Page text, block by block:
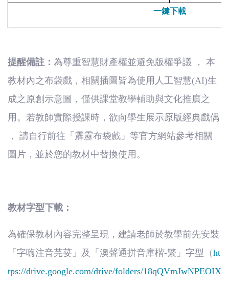
一鍵下載
提醒備註： 為尊重智慧財產權並避免版權爭議 ，
本
教材內之布袋戲，相關插圖皆為使用人工智慧(AI)生
成之原創示意圖，僅供課堂教學輔助與文化推廣之
用。若教師實際授課時，欲向學生展示原版經典戲偶
，
請自行前往「霹靂布袋戲」等官方網站參考相關
圖片，並於您的教材中替換使用。
教材字型下載：
為確保教材內容完整呈現，建請老師於教學前先安裝
「字嗨注音芫荽」及「澳聲通拼音庫楷-繁」字型（ht
tps://drive.google.com/drive/folders/18qQVmJwNPEOIX